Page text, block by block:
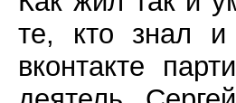
те, кто знал
вконтакте